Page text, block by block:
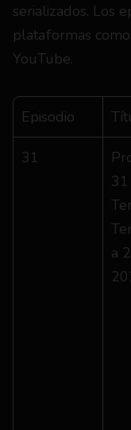
serializados. Los
plataformas
YouTube.
Episodio
31
a